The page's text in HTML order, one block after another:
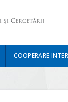
COOPERARE